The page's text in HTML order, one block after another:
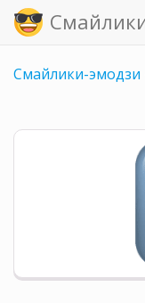
Смайлики-эмодзи